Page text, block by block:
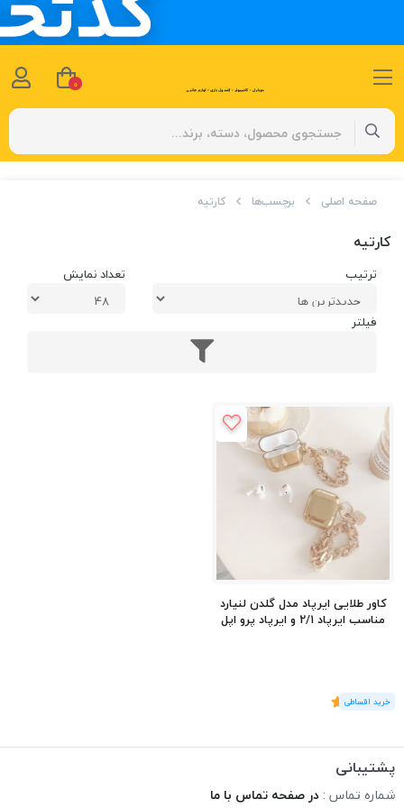
صفحه اصلی برچسب‌ها کارتیه
کارتیه
ترتیب تعداد نمایش
فیلتر
کاور طلایی ایرپاد مدل گلدن لنیارد
مناسب ایرپاد 2/1 و ایرپاد پرو اپل
(1رای)
5
پشتیبانی
شماره تماس : در صفحه تماس با ما
0